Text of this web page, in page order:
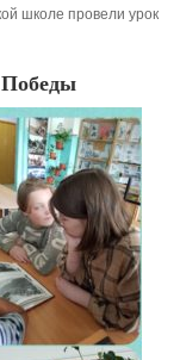
школе провели урок